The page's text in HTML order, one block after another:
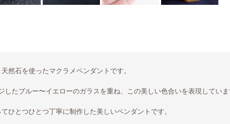
然石を使ったマクラメペンダントです。
たブルー〜イエローのガラスを重ね、この美しい色合いを表現していま
ひとつひとつ丁寧に制作した美しいペンダントです。